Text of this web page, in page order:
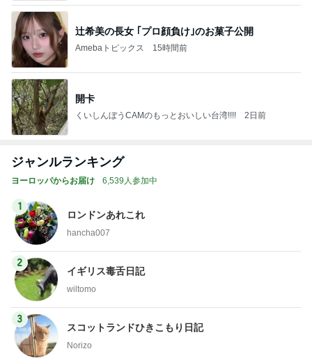
辻希美の長女 ｢プロ顔負け｣のお菓子公開
Amebaトピックス 15時間前
開卡
くいしんぼうCAMのもっとおいしい台湾!!!! 2日前
ジャンルランキング
ヨーロッパからお届け 6,539人参加中
1
ロンドンあれこれ
hancha007
2
イギリス毒舌日記
wiltomo
3
スコットランドひきこもり日記
Norizo